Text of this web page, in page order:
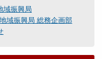
域振興局
域振興局 総務企画部